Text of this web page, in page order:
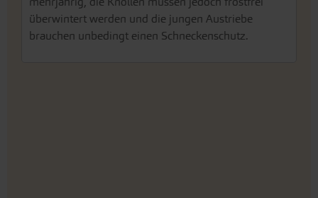
überwintert werden und die jungen Austriebe
brauchen unbedingt einen Schneckenschutz.